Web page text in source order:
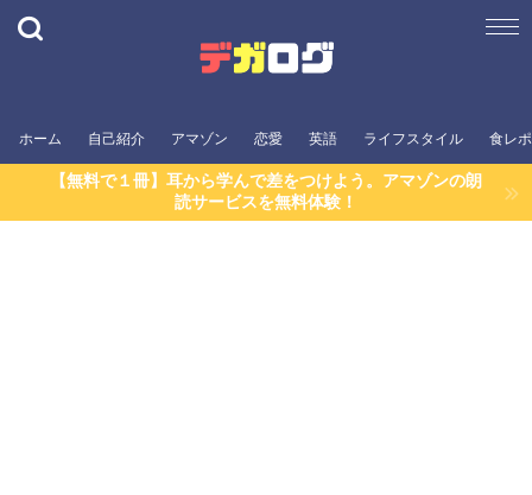
ホーム 自己紹介 アマゾン 恋愛 英語 ライフスタイル 食レポ
【無料で１冊】耳から学んで差をつけよう。アマゾンの朗
読サービスを無料体験！